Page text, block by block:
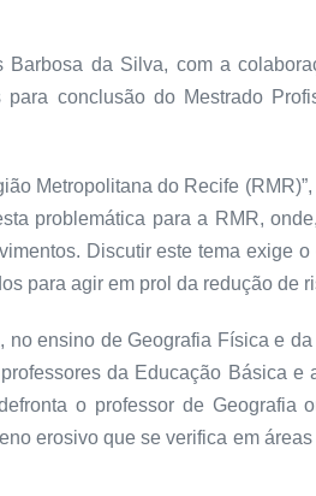
da Silva, com a
conclusão do Mestrado
Metropolitana do Recife
problemática para a RMR,
Discutir este tema exige
para agir em prol da redução de
ensino de Geografia Física e
da Educação Básica
o professor de Geografia
erosivo que se verifica em